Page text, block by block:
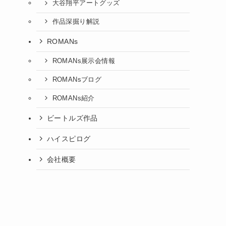
大谷翔平アートグッズ
作品深掘り解説
ROMANs
ROMANs展示会情報
ROMANsブログ
ROMANs紹介
ビートルズ作品
ハイスピログ
会社概要